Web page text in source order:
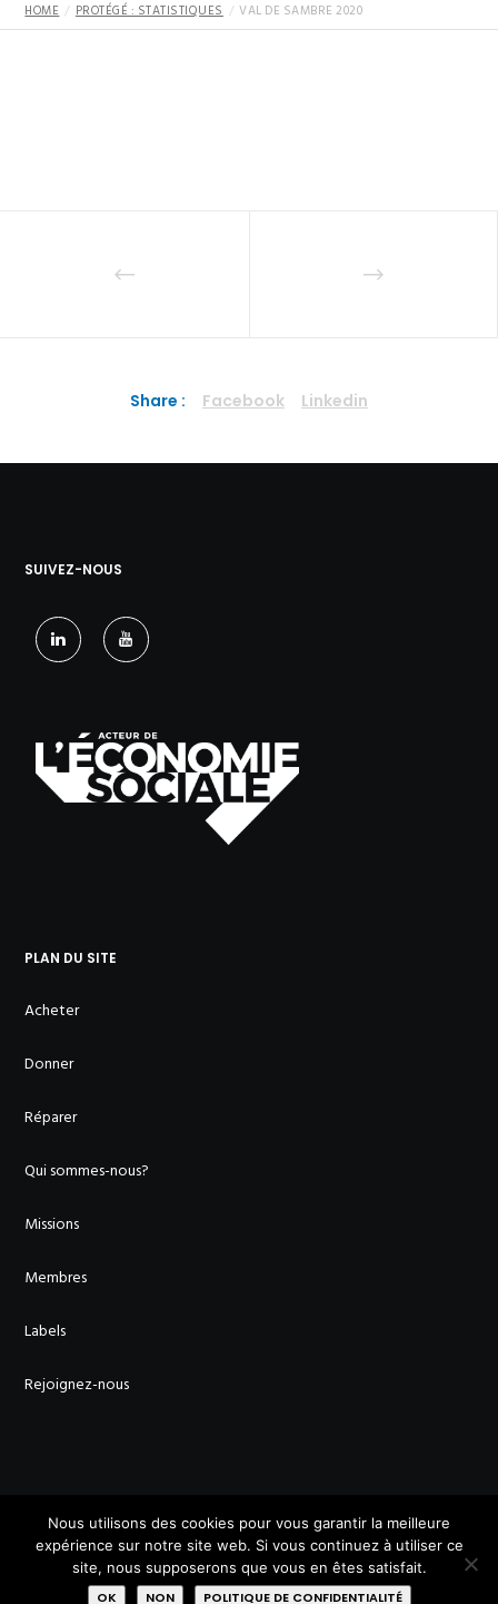
HOME PROTÉGÉ : STATISTIQUES VAL DE SAMBRE 2020
Share : Facebook Linkedin
SUIVEZ-NOUS
PLAN DU SITE
Acheter
Donner
Réparer
Qui sommes-nous?
Missions
Membres
Labels
Rejoignez-nous
AVEC LE SOUTIEN DE :
Nous utilisons des cookies pour vous garantir la meilleure
expérience sur notre site web. Si vous continuez à utiliser ce
site, nous supposerons que vous en êtes satisfait.
OK
NON POLITIQUE DE CONFIDENTIALITÉ